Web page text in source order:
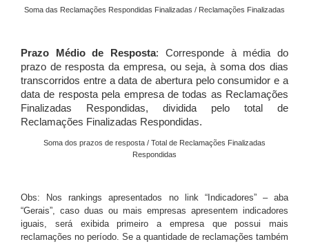
Soma das Reclamações Respondidas Finalizadas / Reclamações Finalizadas
Prazo Médio de Resposta: Corresponde à média do
prazo de resposta da empresa, ou seja, à soma dos dias
transcorridos entre a data de abertura pelo consumidor e a
data de resposta pela empresa de todas as Reclamações
Finalizadas Respondidas, dividida pelo total de
Reclamações Finalizadas Respondidas.
Soma dos prazos de resposta / Total de Reclamações Finalizadas
Respondidas
Obs: Nos rankings apresentados no link “Indicadores” – aba
“Gerais”, caso duas ou mais empresas apresentem indicadores
iguais, será exibida primeiro a empresa que possui mais
reclamações no período. Se a quantidade de reclamações também